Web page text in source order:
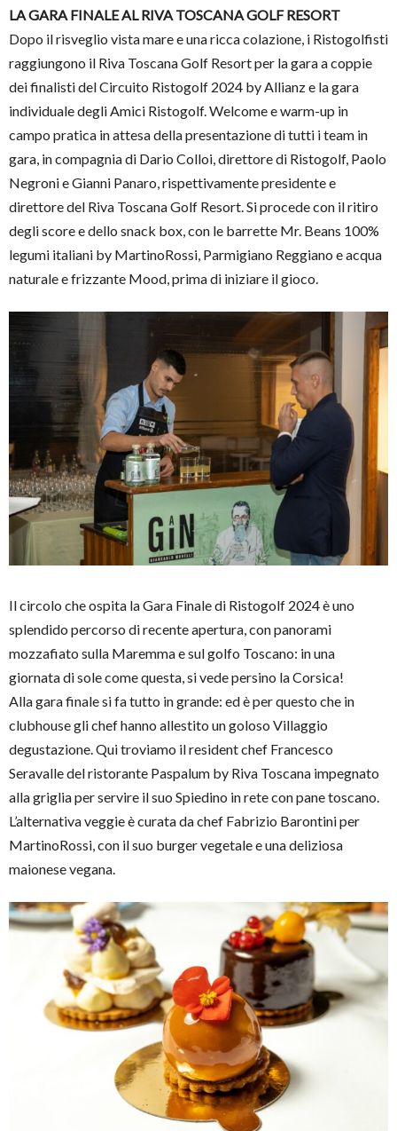
LA GARA FINALE AL RIVA TOSCANA GOLF RESORT
Dopo il risveglio vista mare e una ricca colazione, i Ristogolfisti
raggiungono il Riva Toscana Golf Resort per la gara a coppie
dei finalisti del Circuito Ristogolf 2024 by Allianz e la gara
individuale degli Amici Ristogolf. Welcome e warm-up in
campo pratica in attesa della presentazione di tutti i team in
gara, in compagnia di Dario Colloi, direttore di Ristogolf, Paolo
Negroni e Gianni Panaro, rispettivamente presidente e
direttore del Riva Toscana Golf Resort. Si procede con il ritiro
degli score e dello snack box, con le barrette Mr. Beans 100%
legumi italiani by MartinoRossi, Parmigiano Reggiano e acqua
naturale e frizzante Mood, prima di iniziare il gioco.
Il circolo che ospita la Gara Finale di Ristogolf 2024 è uno
splendido percorso di recente apertura, con panorami
mozzafiato sulla Maremma e sul golfo Toscano: in una
giornata di sole come questa, si vede persino la Corsica!
Alla gara finale si fa tutto in grande: ed è per questo che in
clubhouse gli chef hanno allestito un goloso Villaggio
degustazione. Qui troviamo il resident chef Francesco
Seravalle del ristorante Paspalum by Riva Toscana impegnato
alla griglia per servire il suo Spiedino in rete con pane toscano.
L’alternativa veggie è curata da chef Fabrizio Barontini per
MartinoRossi, con il suo burger vegetale e una deliziosa
maionese vegana.